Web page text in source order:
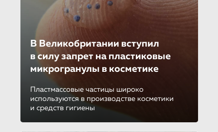
В Великобрита­нии вступил
в силу запрет на пластиковые
микрогранулы в косметике
Пластмассовые частицы широко
используются в производстве косметики
и средств гигиены